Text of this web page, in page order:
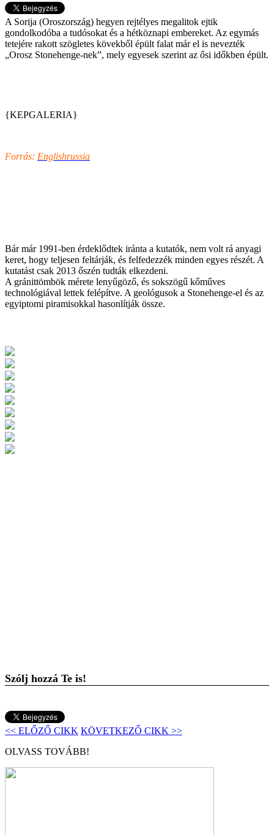
A Sorija (Oroszország) hegyen rejtélyes megalitok ejtik
gondolkodóba a tudósokat és a hétköznapi embereket. Az egymás
tetejére rakott szögletes kövekből épült falat már el is nevezték
„Orosz Stonehenge-nek”, mely egyesek szerint az ősi időkben épült.
{KEPGALERIA}
Forrás: Englishrussia
Bár már 1991-ben érdeklődtek iránta a kutatók, nem volt rá anyagi
keret, hogy teljesen feltárják, és felfedezzék minden egyes részét. A
kutatást csak 2013 őszén tudták elkezdeni.
A gránittömbök mérete lenyűgöző, és sokszögű kőműves
technológiával lettek felépítve. A geológusok a Stonehenge-el és az
egyiptomi piramisokkal hasonlítják össze.
Szólj hozzá Te is!
<< ELŐZŐ CIKK KÖVETKEZŐ CIKK >>
OLVASS TOVÁBB!